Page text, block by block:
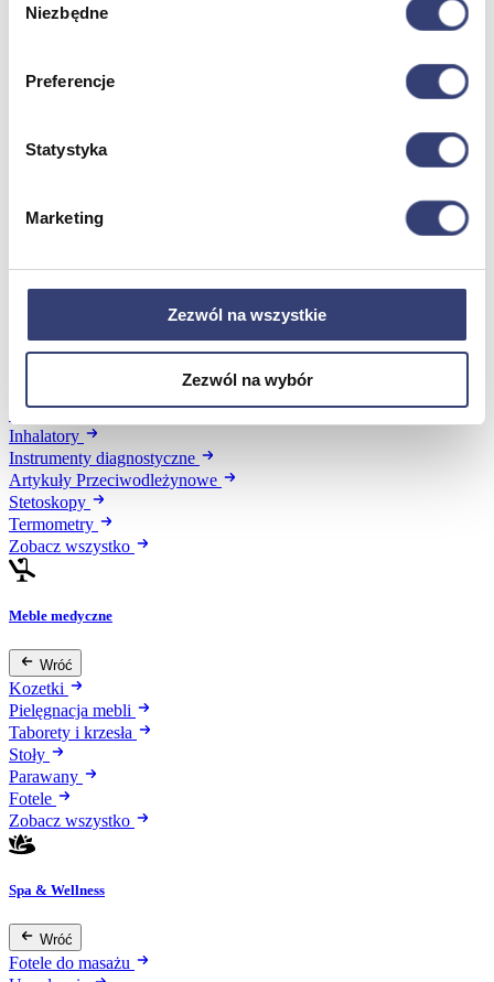
zgody
Niezbędne
Preferencje
Statystyka
Marketing
Zezwól na wszystkie
Zezwól na wybór
Dezynfekcja
Pojemniki i worki na odpady
Materiały opatrunkowe
Urządzenia
Profilaktyka i diagnostyka
Ciśnieniomierze
Inhalatory
Instrumenty diagnostyczne
Artykuły Przeciwodleżynowe
Stetoskopy
Termometry
Zobacz wszystko
Meble medyczne
Wróć
Kozetki
Pielęgnacja mebli
Taborety i krzesła
Stoły
Parawany
Fotele
Zobacz wszystko
Spa & Wellness
Wróć
Fotele do masażu